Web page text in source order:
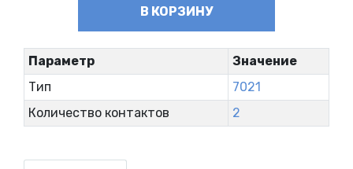
В КОРЗИНУ
Параметр
Значение
Тип
7021
Количество контактов
2